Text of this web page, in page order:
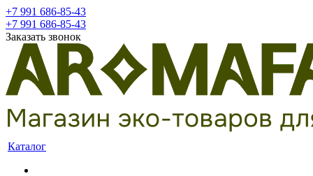
+7 991 686-85-43
+7 991 686-85-43
Заказать звонок
Каталог